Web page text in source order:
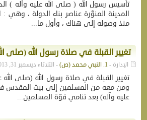
تأسيس رسول الله ( صلى الله عليه وآله )
المدينة المنوَّرة عناصر بناء الدولة ، وهي
منذ وصوله إلى هناك ، وأول ما...
تغيير القبلة في صلاة رسول الله (صلى
الإدارة -1. النبي محمد (ص) - الثلاثاء ديسمبر 31, 2013
تغيير القبلة في صلاة رسول الله (صلى
ومن معه من المسلمين إلى بيت المقدس
عليه وآله) بعد تنامي قوّة المسلمين...